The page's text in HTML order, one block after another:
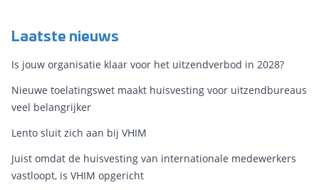
Laatste nieuws
Is jouw organisatie klaar voor het uitzendverbod in 2028?
Nieuwe toelatingswet maakt huisvesting voor uitzendbureaus
veel belangrijker
Lento sluit zich aan bij VHIM
Juist omdat de huisvesting van internationale medewerkers
vastloopt, is VHIM opgericht